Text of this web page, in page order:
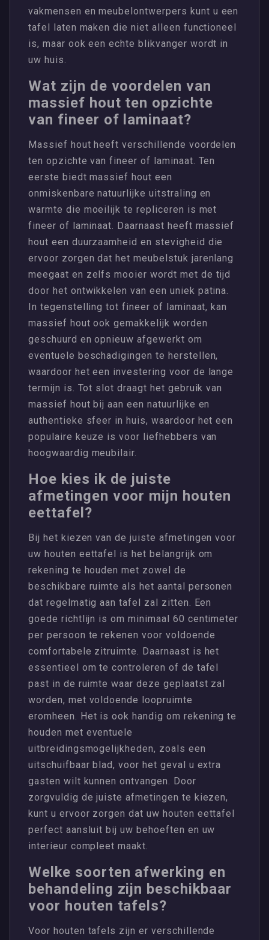
vakmensen en meubelontwerpers kunt u een
tafel laten maken die niet alleen functioneel
is, maar ook een echte blikvanger wordt in
uw huis.
Wat zijn de voordelen van
massief hout ten opzichte
van fineer of laminaat?
Massief hout heeft verschillende voordelen
ten opzichte van fineer of laminaat. Ten
eerste biedt massief hout een
onmiskenbare natuurlijke uitstraling en
warmte die moeilijk te repliceren is met
fineer of laminaat. Daarnaast heeft massief
hout een duurzaamheid en stevigheid die
ervoor zorgen dat het meubelstuk jarenlang
meegaat en zelfs mooier wordt met de tijd
door het ontwikkelen van een uniek patina.
In tegenstelling tot fineer of laminaat, kan
massief hout ook gemakkelijk worden
geschuurd en opnieuw afgewerkt om
eventuele beschadigingen te herstellen,
waardoor het een investering voor de lange
termijn is. Tot slot draagt het gebruik van
massief hout bij aan een natuurlijke en
authentieke sfeer in huis, waardoor het een
populaire keuze is voor liefhebbers van
hoogwaardig meubilair.
Hoe kies ik de juiste
afmetingen voor mijn houten
eettafel?
Bij het kiezen van de juiste afmetingen voor
uw houten eettafel is het belangrijk om
rekening te houden met zowel de
beschikbare ruimte als het aantal personen
dat regelmatig aan tafel zal zitten. Een
goede richtlijn is om minimaal 60 centimeter
per persoon te rekenen voor voldoende
comfortabele zitruimte. Daarnaast is het
essentieel om te controleren of de tafel
past in de ruimte waar deze geplaatst zal
worden, met voldoende loopruimte
eromheen. Het is ook handig om rekening te
houden met eventuele
uitbreidingsmogelijkheden, zoals een
uitschuifbaar blad, voor het geval u extra
gasten wilt kunnen ontvangen. Door
zorgvuldig de juiste afmetingen te kiezen,
kunt u ervoor zorgen dat uw houten eettafel
perfect aansluit bij uw behoeften en uw
interieur compleet maakt.
Welke soorten afwerking en
behandeling zijn beschikbaar
voor houten tafels?
Voor houten tafels zijn er verschillende